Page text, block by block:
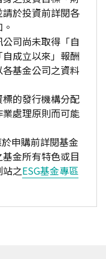
於投資前詳閱各
司尚未取得「自
成立以來」報酬
基金公司之資料
的發行機構分配
處理原則而可能
申購前詳閱基金
金所有特色或目
站之ESG基金專區